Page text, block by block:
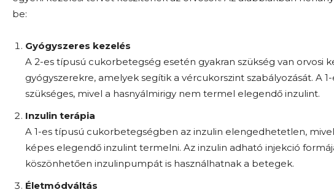
be:
Gyógyszeres kezelés
A 2-es típusú cukorbetegség esetén gyakran szükség van orvosi
gyógyszerekre, amelyek segítik a vércukorszint szabályozását. A
szükséges, mivel a hasnyálmirigy nem termel elegendő inzulint.
Inzulin terápia
A 1-es típusú cukorbetegségben az inzulin elengedhetetlen,
képes elegendő inzulint termelni. Az inzulin adható injekció
köszönhetően inzulinpumpát is használhatnak a betegek.
Életmódváltás